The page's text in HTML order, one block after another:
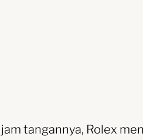
tangannya, Rolex